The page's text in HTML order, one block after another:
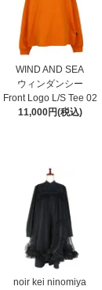
WIND AND SEA
ウィンダンシー
Front Logo L/S Tee 02
11,000円(税込)
noir kei ninomiya